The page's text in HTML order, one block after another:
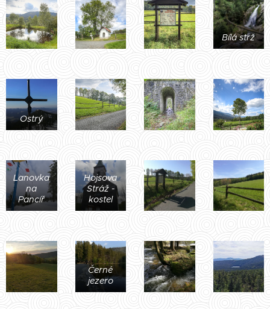
Bílá strž
Ostrý
Lanovka
na
Pancíř
Hojsova
Stráž -
kostel
Černé
jezero